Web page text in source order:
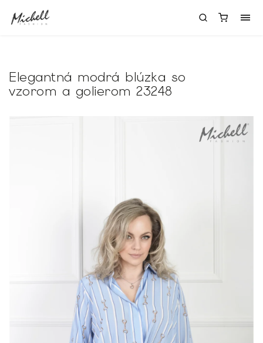
Elegantná modrá blúzka so
vzorom a golierom 23248